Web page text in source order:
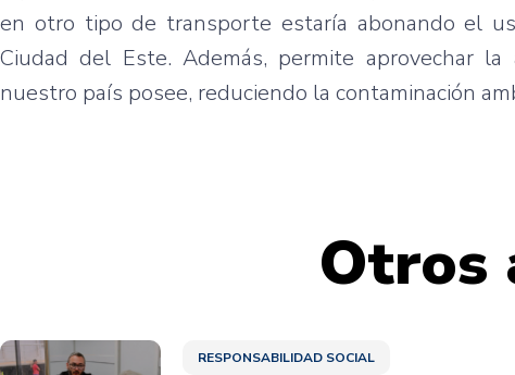
en otro tipo de transporte estaría abonando el
Ciudad del Este. Además, permite aprovechar
nuestro país posee, reduciendo la contaminación
Otros
RESPONSABILIDAD SOCIAL